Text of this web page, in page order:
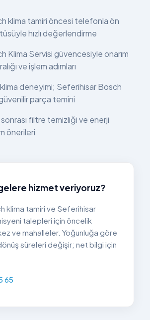
klima tamiri öncesi telefonla ön
hızlı değerlendirme
Klima Servisi güvencesiyle onarım
ve işlem adımları
deneyimi; Seferihisar Bosch
parça temini
filtre temizliği ve enerji
önerileri
hizmet veriyoruz?
klima tamiri ve Seferihisar
talepleri için öncelik
ve mahalleler. Yoğunluğa göre
süreleri değişir; net bilgi için
65